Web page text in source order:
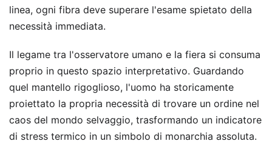
linea, ogni fibra deve superare l'esame spietato della
necessità immediata.
Il legame tra l'osservatore umano e la fiera si consuma
proprio in questo spazio interpretativo. Guardando
quel mantello rigoglioso, l'uomo ha storicamente
proiettato la propria necessità di trovare un ordine nel
caos del mondo selvaggio, trasformando un indicatore
di stress termico in un simbolo di monarchia assoluta.